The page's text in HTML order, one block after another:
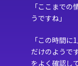
「ここまで
うですね」
「この時間
だけのようで
をよく確認し